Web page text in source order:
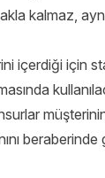
kalmaz,
içerdiği için
beraberinde